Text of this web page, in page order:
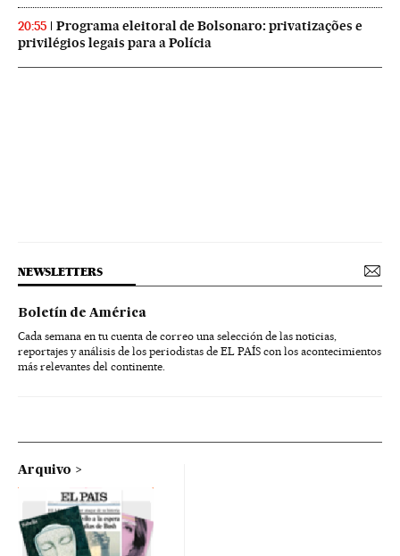
20:55
Programa eleitoral de Bolsonaro: privatizações e
privilégios legais para a Polícia
NEWSLETTERS
Boletín de América
Cada semana en tu cuenta de correo una selección de las noticias,
reportajes y análisis de los periodistas de EL PAÍS con los acontecimientos
más relevantes del continente.
Arquivo